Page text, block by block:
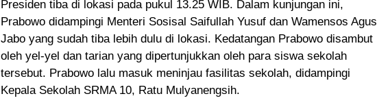
Presiden tiba di lokasi pada pukul 13.25 WIB. Dalam kunjungan ini,
Prabowo didampingi Menteri Sosisal Saifullah Yusuf dan Wamensos Agus
Jabo yang sudah tiba lebih dulu di lokasi. Kedatangan Prabowo disambut
oleh yel-yel dan tarian yang dipertunjukkan oleh para siswa sekolah
tersebut. Prabowo lalu masuk meninjau fasilitas sekolah, didampingi
Kepala Sekolah SRMA 10, Ratu Mulyanengsih.